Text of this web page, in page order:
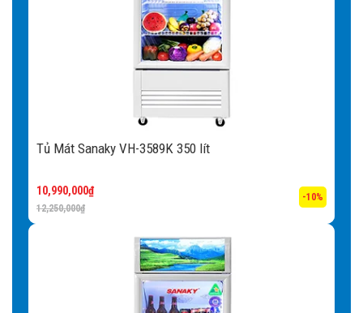
Tủ Mát Sanaky VH-3589K 350 lít
12,250,000₫
10,990,000₫
-10%